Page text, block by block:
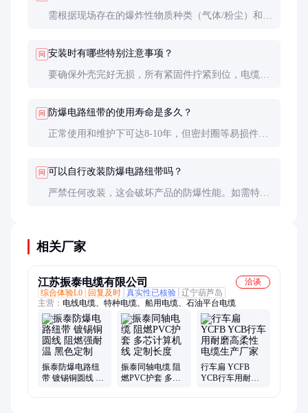
需根据现场存在的爆炸性物质种类（气体/粉尘）和点
问 安装时有哪些特别注意事项？
要确保外壳完好无损，所有紧固件拧紧到位，电缆引
问 防爆电路纽带的使用寿命是多久？
正常使用和维护下可达8-10年，但密封圈等易损件建
问 可以自行改装防爆电路纽带吗？
严禁任何改装，这会破坏产品的防爆性能。如需特殊
相关厂家
江苏振泰电缆有限公司
洽谈
综合体验L0
回复及时 真实性已核验 辽宁葫芦岛
主营： 电线电缆、特种电缆、船用电缆、石油平台电缆
振泰防爆电路纽
带 镀锡铜圆线 阻
振泰同轴电缆 阻
燃PVC护套 多芯
行车扁 YCFB
YCB行车用耐磨